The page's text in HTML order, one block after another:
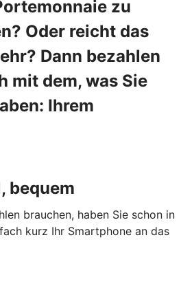
zu
Oder reicht das
Dann bezahlen
mit dem, was Sie
Ihrem
bequem
brauchen, haben Sie schon in
kurz Ihr Smartphone an das